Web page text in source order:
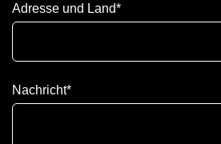
Adresse und Land*
Nachricht*